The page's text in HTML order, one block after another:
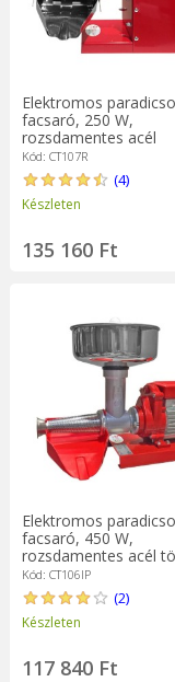
Elektromos
facsaró, 250 W,
rozsdamentes acél
tartozékokkal -
Kód: CT107R
(4)
Készleten
135 160 Ft
Elektromos
facsaró, 450 W,
rozsdamentes acél
- Cibustek
Kód: CT106IP
(2)
Készleten
117 840 Ft